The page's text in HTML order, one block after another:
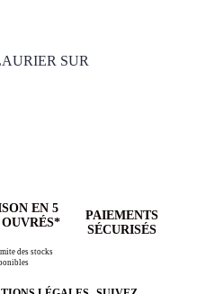
SUR
EN 5
des stocks
PAIEMENTS
SÉCURISÉS